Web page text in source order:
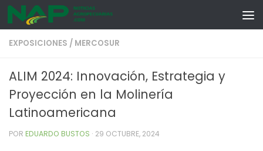
Skip to content
EXPOSICIONES / MERCOSUR
ALIM 2024: Innovación, Estrategia y
Proyección en la Molinería
Latinoamericana
POR EDUARDO BUSTOS · 29 OCTUBRE, 2024